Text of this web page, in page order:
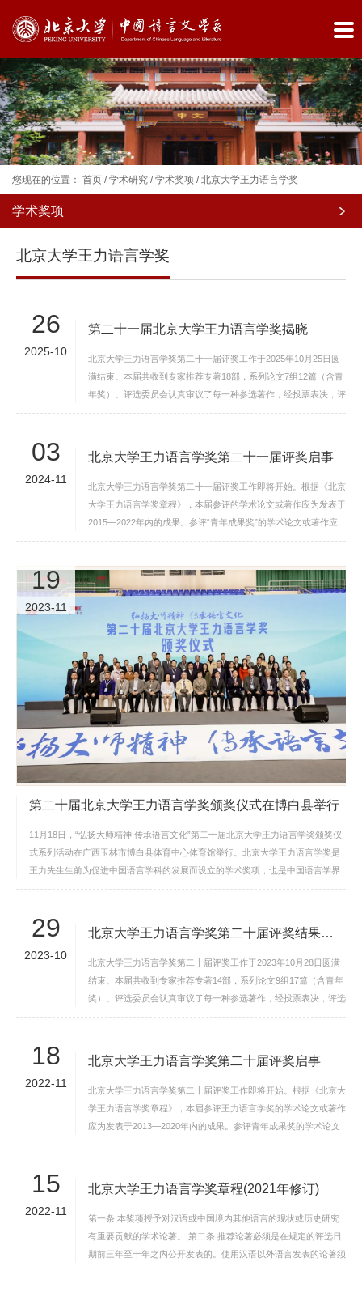
系
告
教
学
您现在的位置： 首页 /学术研究 /学术奖项 /北京大学王力语言学奖
学术奖项
北京大学王力语言学奖
26
2025-10
第二十一届北京大学王力语言学奖揭晓
北京大学王力语言学奖第二十一届评奖工作于2025年10月25日圆
满结束。本届共收到专家推荐专著18部，系列论文7组12篇（含青
年奖）。评选委员会认真审议了每一种参选著作，经投票表决，评
选出一等奖1项，二等奖3项，青年成果奖2项： ...
03
2024-11
北京大学王力语言学奖第二十一届评奖启事
北京大学王力语言学奖第二十一届评奖工作即将开始。根据《北京
大学王力语言学奖章程》，本届参评的学术论文或著作应为发表于
2015—2022年内的成果。参评“青年成果奖”的学术论文或著作应
发表于2020—2024年，论著发表时作者的...
19
2023-11
第二十届北京大学王力语言学奖颁奖仪式在博白县举行
11月18日，“弘扬大师精神 传承语言文化”第二十届北京大学王力语言学奖颁奖仪
式系列活动在广西玉林市博白县体育中心体育馆举行。北京大学王力语言学奖是
王力先生生前为促进中国语言学科的发展而设立的学术奖项，也是中国语言学界
专项评奖中最具影响力的...
29
2023-10
北京大学王力语言学奖第二十届评奖结果揭晓
北京大学王力语言学奖第二十届评奖工作于2023年10月28日圆满
结束。本届共收到专家推荐专著14部，系列论文9组17篇（含青年
奖）。评选委员会认真审议了每一种参选著作，经投票表决，评选
出二等奖3项，青年成果奖3项。
18
2022-11
北京大学王力语言学奖第二十届评奖启事
北京大学王力语言学奖第二十届评奖工作即将开始。根据《北京大
学王力语言学奖章程》，本届参评王力语言学奖的学术论文或著作
应为发表于2013—2020年内的成果。参评青年成果奖的学术论文
或著作应为发表于2018—2022年，论著发表...
15
2022-11
北京大学王力语言学奖章程(2021年修订)
第一条 本奖项授予对汉语或中国境内其他语言的现状或历史研究
有重要贡献的学术论著。 第二条 推荐论著必须是在规定的评选日
期前三年至十年之内公开发表的。使用汉语以外语言发表的论著须
提供汉语译文。 第三条 本奖项每两年评选一...